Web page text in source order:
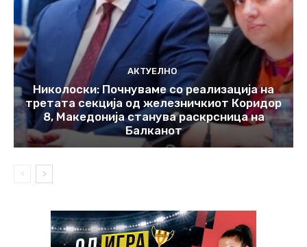
АКТУЕЛНО
Николоски: Почнуваме со реализација на
третата секција од железничкиот Коридор
8, Македонија станува раскрсница на
Балканот